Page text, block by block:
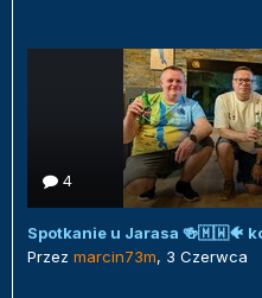
4
Spotkanie u Jarasa 🍻🇲🇼🐠
Przez marcin73m, 3 Czerwca